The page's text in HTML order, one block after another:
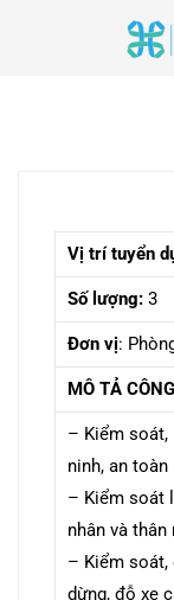
Vị trí tuyển
Số lượng: 3
Đơn vị:
MÔ TẢ
– Kiểm soát,
ninh, an toàn
– Kiểm soát
nhân và thân
– Kiểm soát,
dừng, đỗ xe